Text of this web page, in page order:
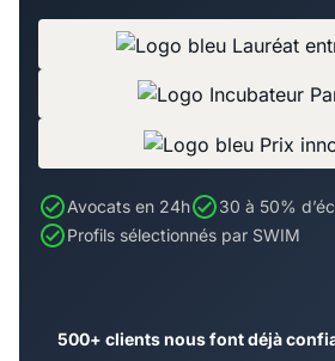
Avocats en 24h
30 à 50%
Profils sélectionnés par SWIM
500+ clients nous font déjà